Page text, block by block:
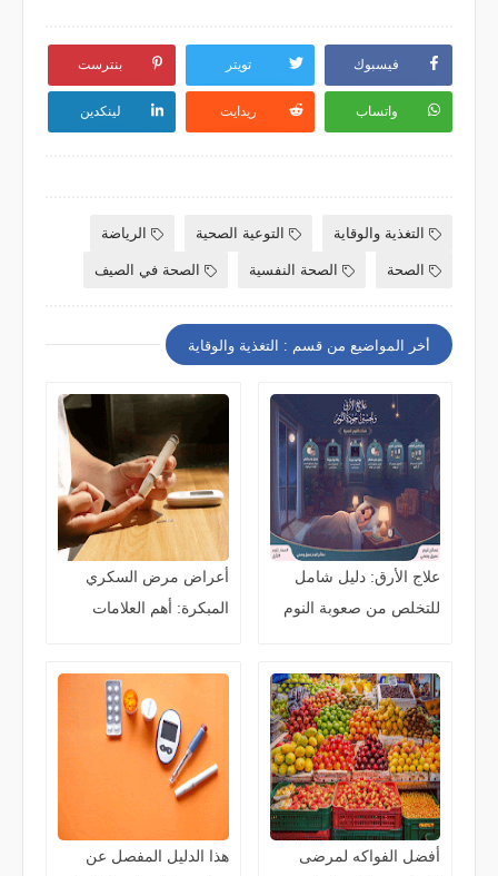
فيسبوك تويتر بنترست
واتساب ريدايت لينكدين
التغذية والوقاية التوعية الصحية الرياضة
الصحة الصحة النفسية الصحة في الصيف
أخر المواضيع من قسم : التغذية والوقاية
علاج الأرق: دليل شامل
للتخلص من صعوبة النوم
أعراض مرض السكري
المبكرة: أهم العلامات
أفضل الفواكه لمرضى
هذا الدليل المفصل عن